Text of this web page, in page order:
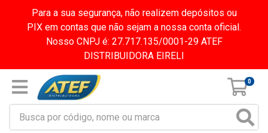
Para a sua segurança, não realizem depósitos ou
PIX em contas que não sejam a nossa conta oficial.
Nosso CNPJ é: 27.717.135/0001-29 ATEF
DISTRIBUIDORA EIRELI
0